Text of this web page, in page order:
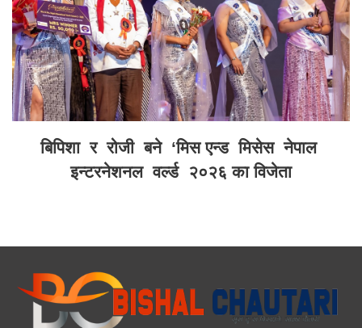
बिपिशा र रोजी बने ‘मिस एन्ड मिसेस नेपाल
इन्टरनेशनल वर्ल्ड २०२६ का विजेता